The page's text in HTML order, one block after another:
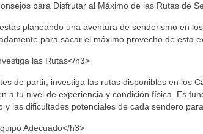
para Disfrutar al Máximo de las Rutas de
planeando una aventura de senderismo en
para sacar el máximo provecho de esta
las Rutas</h3>
de partir, investiga las rutas disponibles en los
a tu nivel de experiencia y condición física. Es
y las dificultades potenciales de cada sendero
Adecuado</h3>